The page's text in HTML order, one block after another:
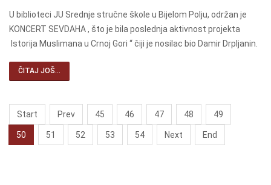
U biblioteci JU Srednje stručne škole u Bijelom Polju, održan je
KONCERT SEVDAHA , što je bila poslednja aktivnost projekta
Istorija Muslimana u Crnoj Gori “ čiji je nosilac bio Damir Drpljanin.
ČITAJ JOŠ...
Start Prev 45 46 47 48 49
50 51 52 53 54 Next End